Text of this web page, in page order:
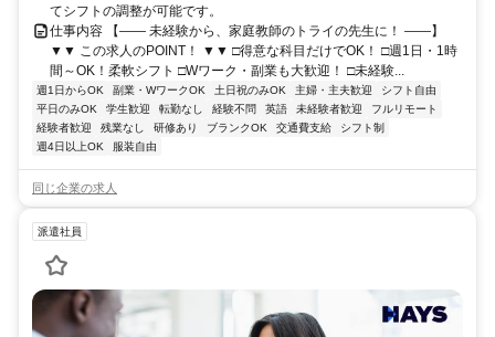
てシフトの調整が可能です。
仕事内容 【―― 未経験から、家庭教師のトライの先生に！ ――】
▼▼ この求人のPOINT！ ▼▼ □得意な科目だけでOK！ □週1日・1時
間～OK！柔軟シフト □Wワーク・副業も大歓迎！ □未経験...
週1日からOK 副業・WワークOK 土日祝のみOK 主婦・主夫歓迎
シフト自由
平日のみOK
学生歓迎 転勤なし 経験不問 英語 未経験者歓迎
フルリモート
経験者歓迎
残業なし 研修あり ブランクOK 交通費支給
シフト制
週4日以上OK
服装自由
同じ企業の求人
派遣社員